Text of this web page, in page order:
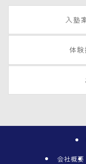
入塾
体
会社概要